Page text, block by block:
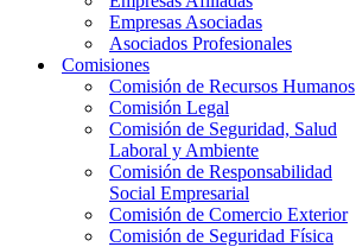
Empresas Asociadas
Asociados Profesionales
Comisiones
Comisión de Recursos Humanos
Comisión Legal
Comisión de Seguridad, Salud
Laboral y Ambiente
Comisión de Responsabilidad
Social Empresarial
Comisión de Comercio Exterior
Comisión de Seguridad Física